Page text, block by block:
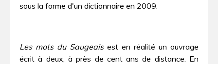
sous la forme d'un dictionnaire en 2009.
Les mots du Saugeaisest en réalité un ouvrage
écrit à deux, à près de cent ans de distance. En